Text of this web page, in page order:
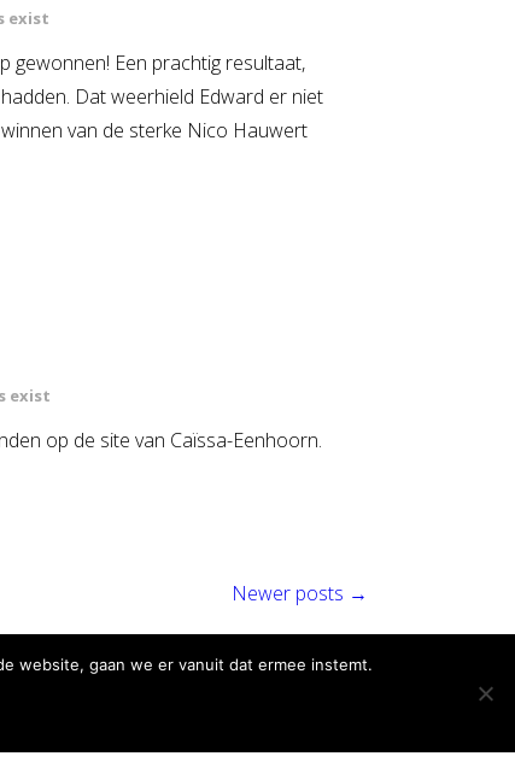
exist
gewonnen! Een prachtig resultaat,
Dat weerhield Edward er niet
van de sterke Nico Hauwert
exist
op de site van Caïssa-Eenhoorn.
Newer posts →
website, gaan we er vanuit dat ermee instemt.